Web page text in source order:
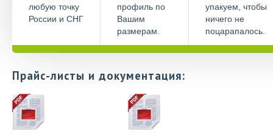
любую точку
России и СНГ
профиль по
Вашим
размерам.
упакуем, чтобы
ничего не
поцарапалось.
Прайс-листы и документация: